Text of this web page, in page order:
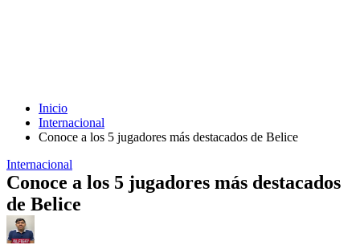
Inicio
Internacional
Conoce a los 5 jugadores más destacados de Belice
Internacional
Conoce a los 5 jugadores más destacados
de Belice